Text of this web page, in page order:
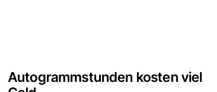
Autogrammstunden kosten viel